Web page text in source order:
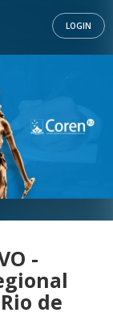
LOGIN
-
de